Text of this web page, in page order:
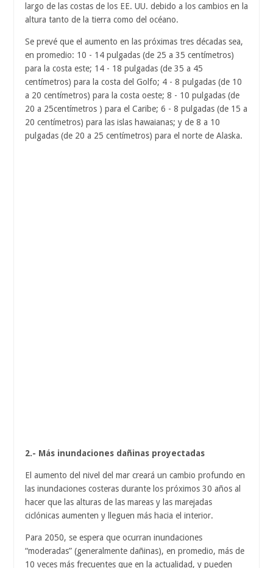
largo de las costas de los EE. UU. debido a los cambios en la
altura tanto de la tierra como del océano.
Se prevé que el aumento en las próximas tres décadas sea,
en promedio: 10 - 14 pulgadas (de 25 a 35 centímetros)
para la costa este; 14 - 18 pulgadas (de 35 a 45
centímetros) para la costa del Golfo; 4 - 8 pulgadas (de 10
a 20 centímetros) para la costa oeste; 8 - 10 pulgadas (de
20 a 25centímetros ) para el Caribe; 6 - 8 pulgadas (de 15 a
20 centímetros) para las islas hawaianas; y de 8 a 10
pulgadas (de 20 a 25 centímetros) para el norte de Alaska.
2.- Más inundaciones dañinas proyectadas
El aumento del nivel del mar creará un cambio profundo en
las inundaciones costeras durante los próximos 30 años al
hacer que las alturas de las mareas y las marejadas
ciclónicas aumenten y lleguen más hacia el interior.
Para 2050, se espera que ocurran inundaciones
“moderadas” (generalmente dañinas), en promedio, más de
10 veces más frecuentes que en la actualidad, y pueden